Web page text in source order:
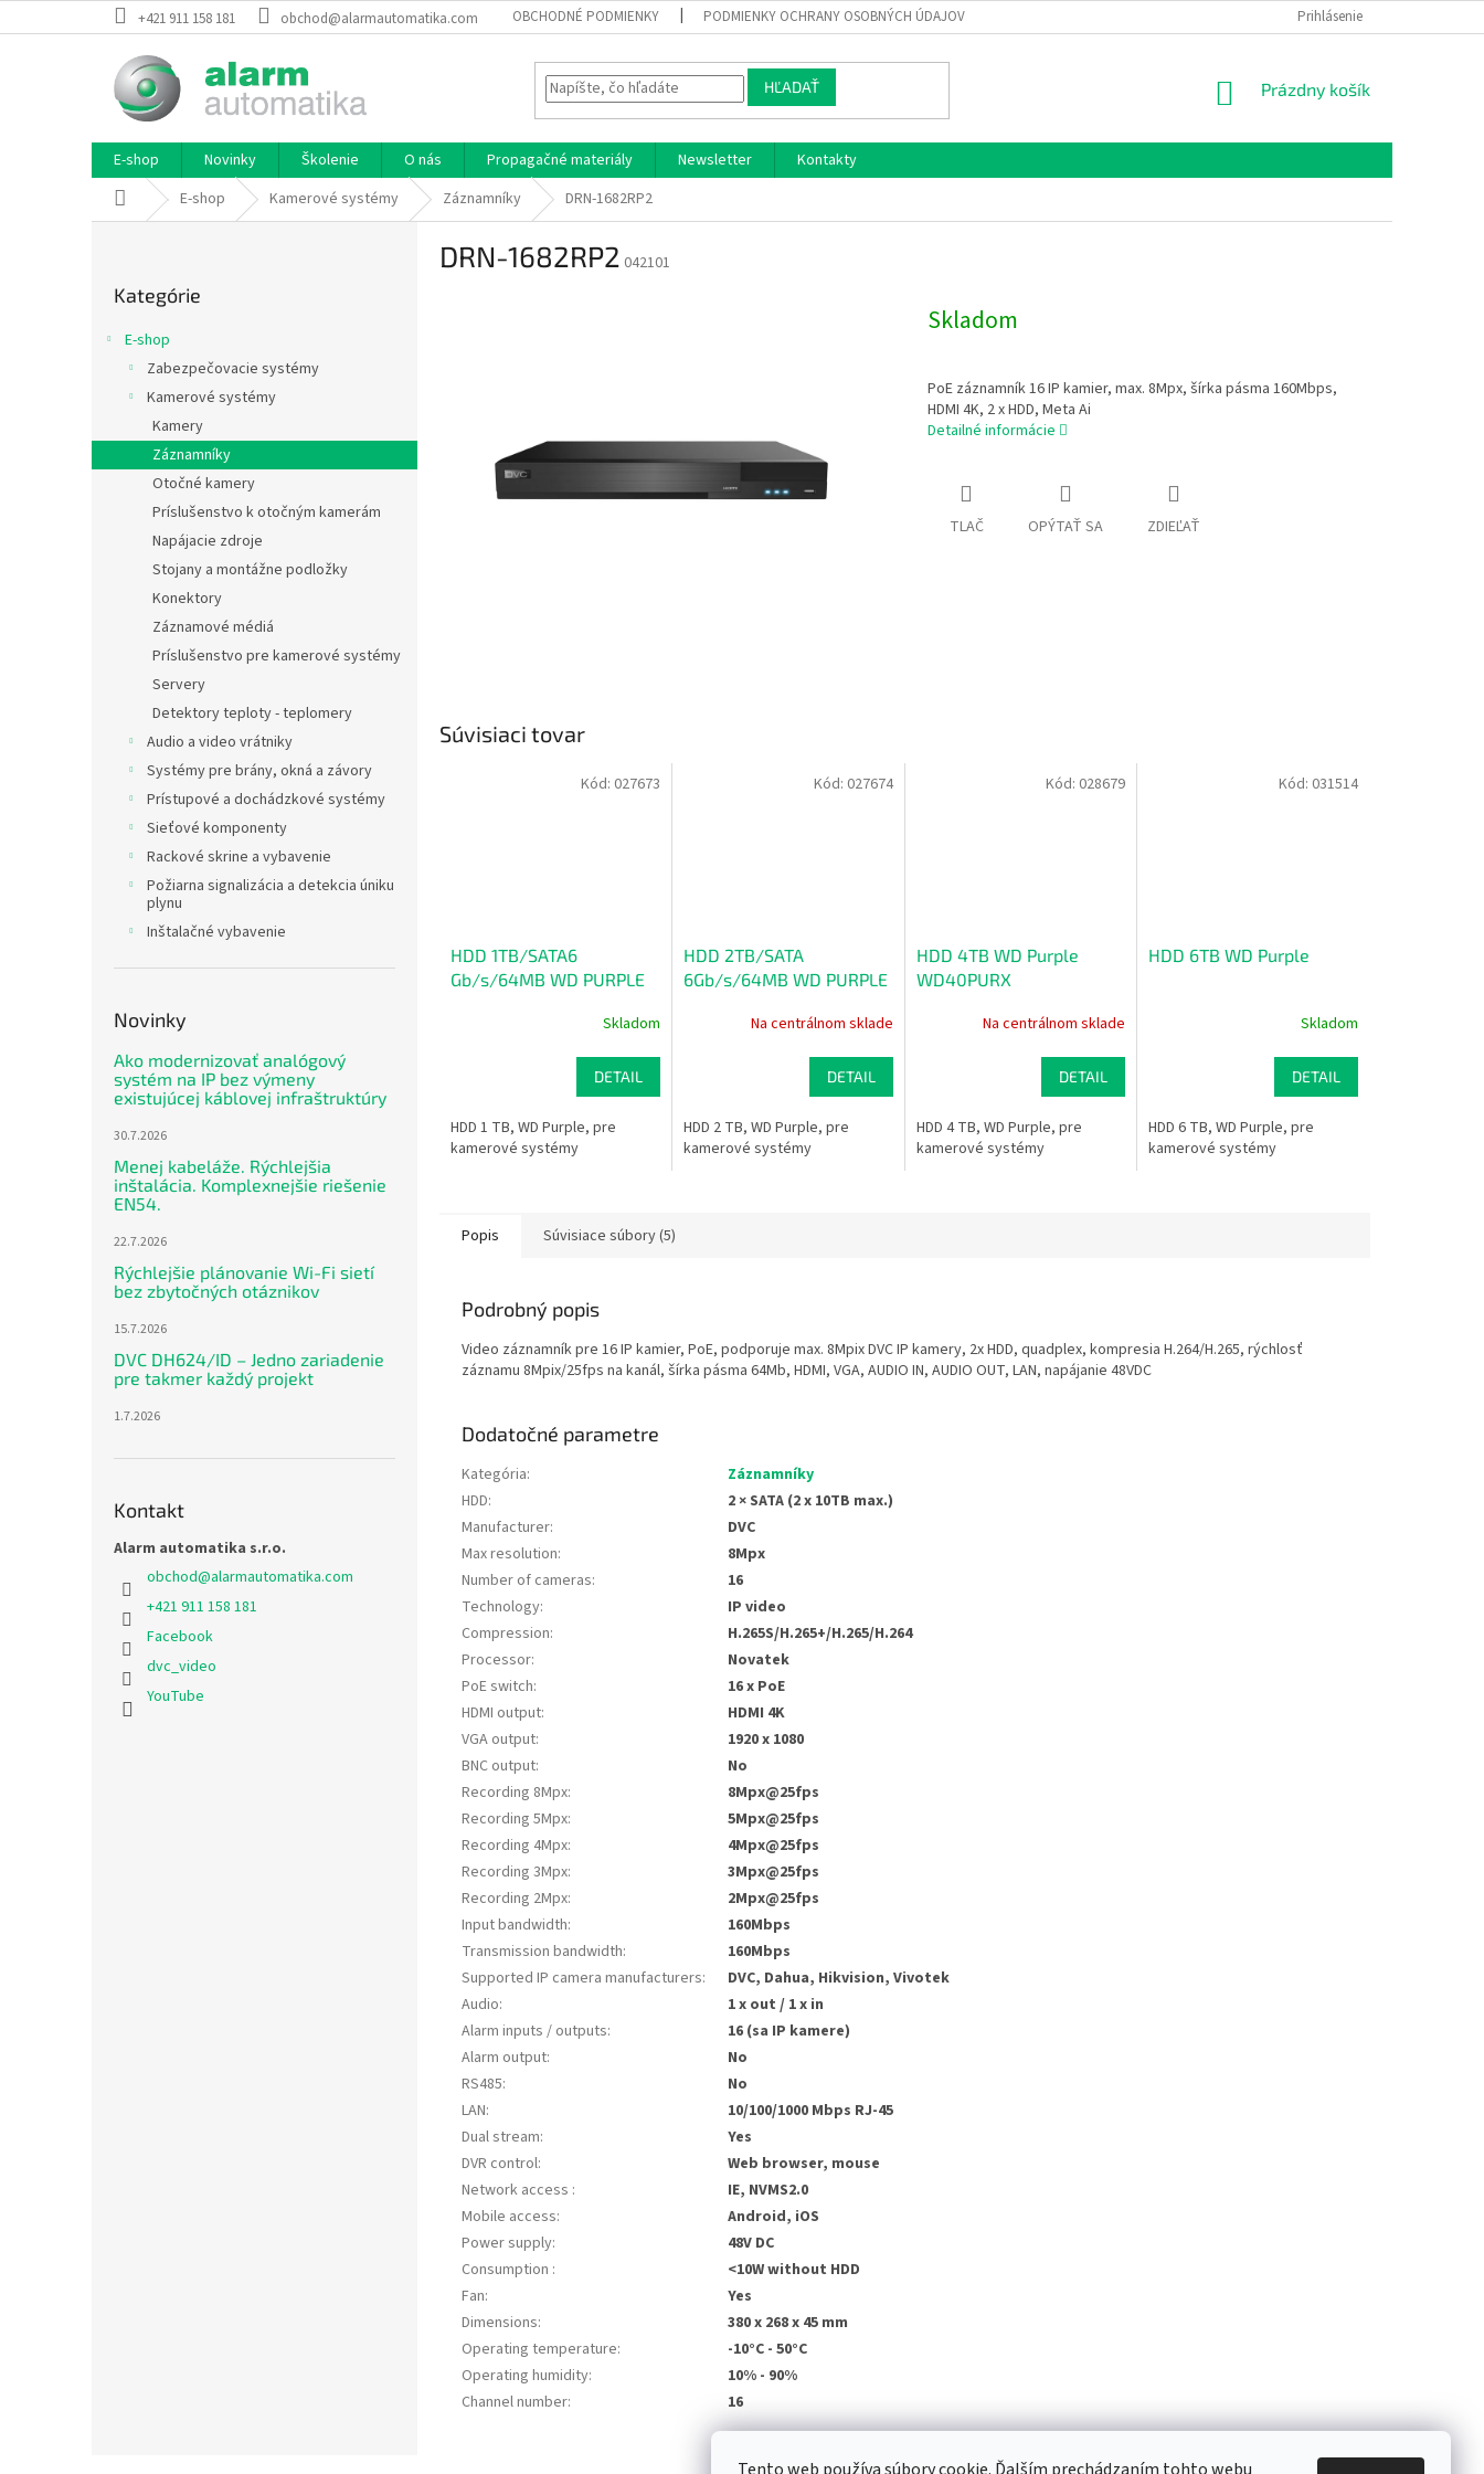
na
+421 911 158 181 obchod@alarmautomatika.com OBCHODNÉ PODMIENKY PODMIENKY OCHRANY OSOBNÝCH ÚDAJOV Prihlásenie
HĽADAŤ
NÁKUPNÝ
Prázdny košík
E-shop Novinky Školenie O nás Propagačné materiály Newsletter
Kontakty
DomovE-shop Kamerové systémy Záznamníky DRN-1682RP2
kategórie
Kategórie
E-shop
Zabezpečovacie systémy
Kamerové systémy
Kamery
Záznamníky
Otočné kamery
Príslušenstvo k otočným kamerám
Napájacie zdroje
Stojany a montážne podložky
Konektory
Záznamové médiá
Príslušenstvo pre kamerové systémy
Servery
Detektory teploty - teplomery
Audio a video vrátniky
Systémy pre brány, okná a závory
Prístupové a dochádzkové systémy
Sieťové komponenty
Rackové skrine a vybavenie
Požiarna signalizácia a detekcia úniku
plynu
Inštalačné vybavenie
Novinky
Ako modernizovať analógový
systém na IP bez výmeny
existujúcej káblovej infraštruktúry
30.7.2026
Menej kabeláže. Rýchlejšia
inštalácia. Komplexnejšie riešenie
EN54.
22.7.2026
Rýchlejšie plánovanie Wi-Fi sietí
bez zbytočných otáznikov
15.7.2026
DVC DH624/ID – Jedno zariadenie
pre takmer každý projekt
1.7.2026
Kontakt
Alarm automatika s.r.o.
obchod@alarmautomatika.com
+421 911 158 181
Facebook
dvc_video
YouTube
DRN-1682RP2 042101
Skladom
PoE záznamník 16 IP kamier, max. 8Mpx, šírka pásma 160Mbps,
HDMI 4K, 2 x HDD, Meta Ai
Detailné informácie
TLAČ OPÝTAŤ SA ZDIEĽAŤ
Súvisiaci tovar
HDD 1TB/SATA6
Gb/s/64MB WD PURPLE
Skladom
DETAIL
HDD 1 TB, WD Purple, pre
kamerové systémy
Kód: 027673
HDD 2TB/SATA
6Gb/s/64MB WD PURPLE
Na centrálnom sklade
DETAIL
HDD 2 TB, WD Purple, pre
kamerové systémy
Kód: 027674
HDD 4TB WD Purple
WD40PURX
Na centrálnom sklade
DETAIL
HDD 4 TB, WD Purple, pre
kamerové systémy
Kód: 028679
HDD 6TB WD Purple
Skladom
DETAIL
HDD 6 TB, WD Purple, pre
kamerové systémy
Kód: 031514
Popis Súvisiace súbory (5)
Podrobný popis
Video záznamník pre 16 IP kamier, PoE, podporuje max. 8Mpix DVC IP kamery, 2x HDD, quadplex, kompresia H.264/H.265, rýchlosť
záznamu 8Mpix/25fps na kanál, šírka pásma 64Mb, HDMI, VGA, AUDIO IN, AUDIO OUT, LAN, napájanie 48VDC
Dodatočné parametre
Kategória:
Záznamníky
HDD:
2 × SATA (2 x 10TB max.)
Manufacturer:
DVC
Max resolution:
8Mpx
Number of cameras:
16
Technology:
IP video
Compression:
H.265S/H.265+/H.265/H.264
Processor:
Novatek
PoE switch:
16 x PoE
HDMI output:
HDMI 4K
VGA output:
1920 x 1080
BNC output:
No
Recording 8Mpx:
8Mpx@25fps
Recording 5Mpx:
5Mpx@25fps
Recording 4Mpx:
4Mpx@25fps
Recording 3Mpx:
3Mpx@25fps
Recording 2Mpx:
2Mpx@25fps
Input bandwidth:
160Mbps
Transmission bandwidth:
160Mbps
Supported IP camera manufacturers:
DVC, Dahua, Hikvision, Vivotek
Audio:
1 x out / 1 x in
Alarm inputs / outputs:
16 (sa IP kamere)
Alarm output:
No
RS485:
No
LAN:
10/100/1000 Mbps RJ-45
Dual stream:
Yes
DVR control:
Web browser, mouse
Network access :
IE, NVMS2.0
Mobile access:
Android, iOS
Power supply:
48V DC
Consumption :
<10W without HDD
Fan:
Yes
Dimensions:
380 x 268 x 45 mm
Operating temperature:
-10°C - 50°C
Operating humidity:
10% - 90%
Channel number: 16